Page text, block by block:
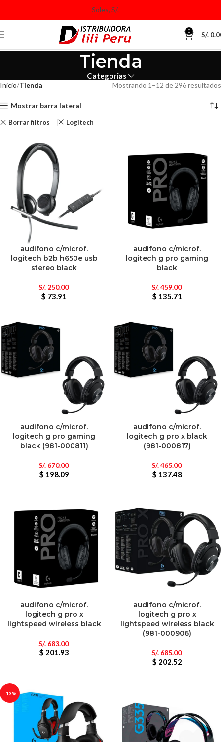
0 S/.
Tienda
Categorías
Inicio Tienda Mostrando 1–12 de 296 resultados
Mostrar barra lateral
Borrar filtros Logitech
audifono c/microf.
logitech b2b h650e usb
stereo black
S/.250.00
$ 73.91
audifono c/microf.
logitech g pro gaming
black
S/.459.00
$ 135.71
audifono c/microf.
logitech g pro gaming
black (981-000811)
S/.670.00
$ 198.09
audifono c/microf.
logitech g pro x black
(981-000817)
S/.465.00
$ 137.48
audifono c/microf.
logitech g pro x
lightspeed wireless black
S/.683.00
$ 201.93
audifono c/microf.
logitech g pro x
lightspeed wireless black
(981-000906)
S/.685.00
$ 202.52
-13%